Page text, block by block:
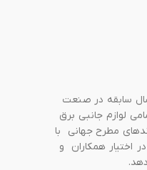
سابقه در صنعت
لوازم جانبی برق
مطرح جهانی با
اختیار همکاران و